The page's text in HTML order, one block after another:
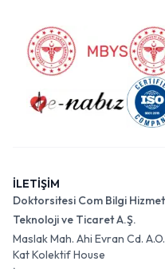
İLETİŞİM
Doktorsitesi Com Bilgi
Teknoloji ve Ticaret A.Ş.
Maslak Mah. Ahi Evran Cd.
Kat Kolektif House